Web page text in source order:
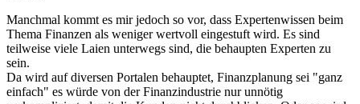
Manchmal kommt es mir jedoch so vor, dass Expertenwissen beim
Thema Finanzen als weniger wertvoll eingestuft wird. Es sind
teilweise viele Laien unterwegs sind, die behaupten Experten zu
sein.
Da wird auf diversen Portalen behauptet, Finanzplanung sei "ganz
einfach" es würde von der Finanzindustrie nur unnötig